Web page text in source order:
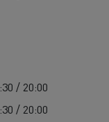
/ 20:00
/ 20:00